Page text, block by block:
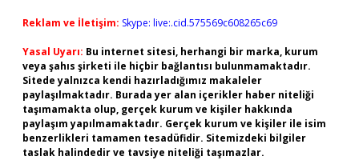
Reklam ve İletişim: Skype: live:.cid.575569c608265c69
Yasal Uyarı: Bu internet sitesi, herhangi bir marka, kurum
veya şahıs şirketi ile hiçbir bağlantısı bulunmamaktadır.
Sitede yalnızca kendi hazırladığımız makaleler
paylaşılmaktadır. Burada yer alan içerikler haber niteliği
taşımamakta olup, gerçek kurum ve kişiler hakkında
paylaşım yapılmamaktadır. Gerçek kurum ve kişiler ile isim
benzerlikleri tamamen tesadüfidir. Sitemizdeki bilgiler
taslak halindedir ve tavsiye niteliği taşımazlar.